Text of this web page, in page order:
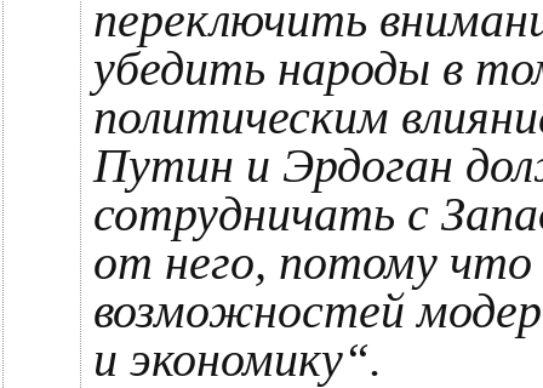
переключить
убедить народы в
политическим
Путин и Эрдоган
сотрудничать с
от него, потому
возможностей
и экономику“.